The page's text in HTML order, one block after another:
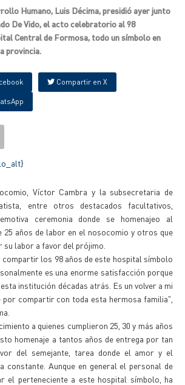
Humano, Luis Décima, presidió ayer junto
De Vido, el acto celebratorio al 98
Central de Formosa, todo un símbolo en
provincia.
Compartir en X
Víctor Cambra y la subsecretaria de
entre otros destacados facultativos,
ceremonia donde se homenajeo al
25 años de labor en el nosocomio y otros que
su labor a favor del prójimo.
los 98 años de este hospital símbolo
es una enorme satisfacción porque
institución décadas atrás. Es un volver a mi
por compartir con toda esta hermosa familia",
a quienes cumplieron 25, 30 y más años
homenaje a tantos años de entrega por tan
del semejante, tarea donde el amor y el
constante. Aunque en general el personal de
el perteneciente a este hospital símbolo, ha